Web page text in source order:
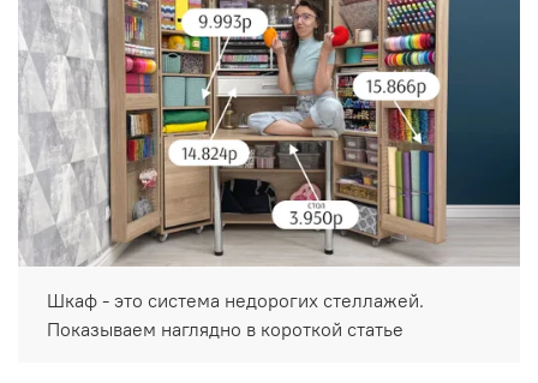
Шкаф - это система недорогих стеллажей.
Показываем наглядно в короткой статье